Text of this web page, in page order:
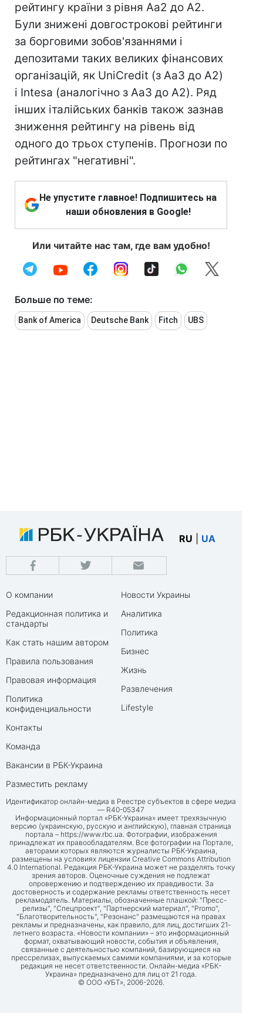
рейтингу країни з рівня Аа2 до А2.
Були знижені довгострокові рейтинги
за борговими зобов'язаннями і
депозитами таких великих фінансових
організацій, як UniCredit (з Аа3 до А2)
і Intesa (аналогічно з Аа3 до А2). Ряд
інших італійських банків також зазнав
зниження рейтингу на рівень від
одного до трьох ступенів. Прогнози по
рейтингах "негативні".
Не упустите главное! Подпишитесь на
наши обновления в Google!
Или читайте нас там, где вам удобно!
Больше по теме:
Bank of America Deutsche Bank Fitch UBS
RU UA
О компании
Редакционная политика и
стандарты
Как стать нашим автором
Правила пользования
Правовая информация
Политика
конфиденциальности
Контакты
Команда
Вакансии в РБК-Украина
Разместить рекламу
Новости Украины
Аналитика
Политика
Бизнес
Жизнь
Развлечения
Lifestyle
Идентификатор онлайн-медиа в Реестре субъектов в сфере медиа
— R40-05347
Информационный портал «РБК-Украина» имеет трехязычную
версию (украинскую, русскую и английскую), главная страница
портала – https://www.rbc.ua. Фотографии, изображения
принадлежат их правообладателям. Все фотографии на Портале,
авторами которых являются журналисты РБК-Украина,
размещены на условиях лицензии Creative Commons Attribution
4.0 International. Редакция РБК-Украина может не разделять точку
зрения авторов. Оценочные суждения не подлежат
опровержению и подтверждению их правдивости. За
достоверность и содержание рекламы ответственность несет
рекламодатель. Материалы, обозначенные плашкой: "Пресс-
релизы", "Спецпроект", "Партнерский материал", "Promo",
"Благотворительность", "Резонанс" размещаются на правах
рекламы и предназначены, как правило, для лиц, достигших 21-
летнего возраста. «Новости компании» – это информационный
формат, охватывающий новости, события и объявления,
связанные с деятельностью компаний, базирующиеся на
прессрелизах, выпускаемых самими компаниями, и за которые
редакция не несет ответственности. Онлайн-медиа «РБК-
Украина» предназначено для лиц от 21 года.
© ООО «УБТ», 2006-2026.